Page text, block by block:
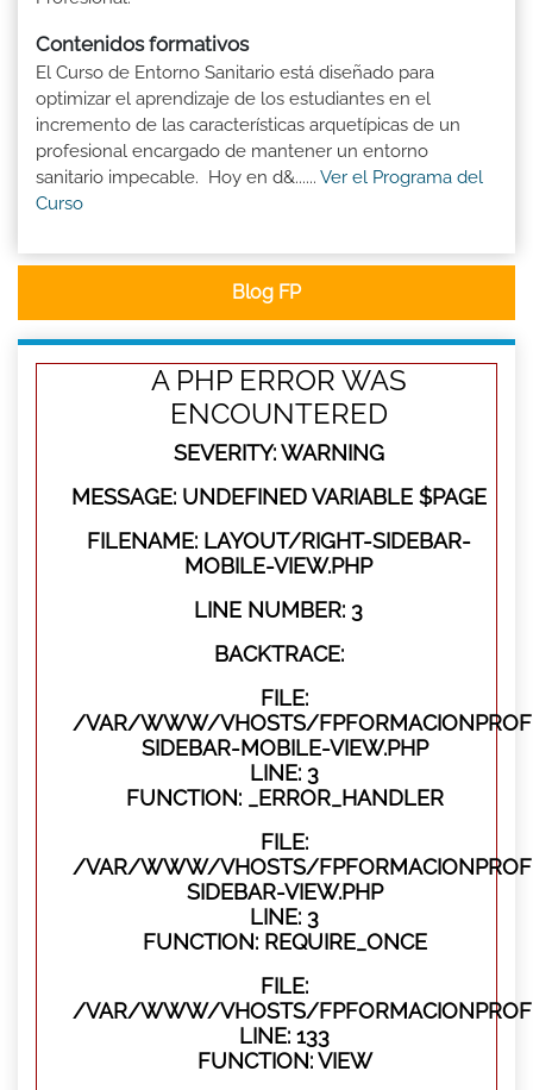
Contenidos formativos
El Curso de Entorno Sanitario está diseñado para
optimizar el aprendizaje de los estudiantes en el
incremento de las características arquetípicas de un
profesional encargado de mantener un entorno
sanitario impecable. Hoy en d&...... Ver el Programa del
Curso
Blog FP
A PHP ERROR WAS
ENCOUNTERED
SEVERITY: WARNING
MESSAGE: UNDEFINED VARIABLE $PAGE
FILENAME: LAYOUT/RIGHT-SIDEBAR-
MOBILE-VIEW.PHP
LINE NUMBER: 3
BACKTRACE:
FILE:
/VAR/WWW/VHOSTS/
SIDEBAR-MOBILE-VIEW.PHP
LINE: 3
FUNCTION: _ERROR_HANDLER
FILE:
/VAR/WWW/VHOSTS/
SIDEBAR-VIEW.PHP
LINE: 3
FUNCTION: REQUIRE_ONCE
FILE:
/VAR/WWW/VHOSTS/
LINE: 133
FUNCTION: VIEW